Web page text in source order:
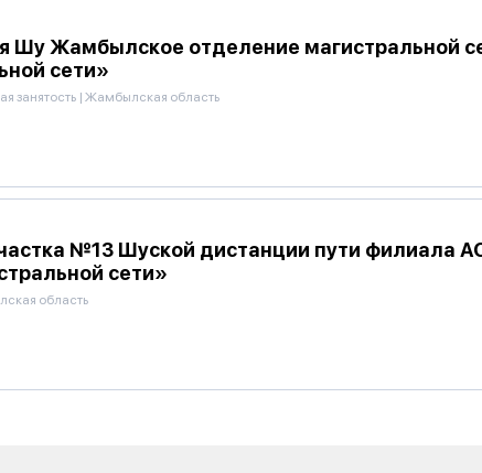
Шу Жамбылское отделение магистральной
сети»
занятость | Жамбылская область
№13 Шуской дистанции пути филиала
сети»
область